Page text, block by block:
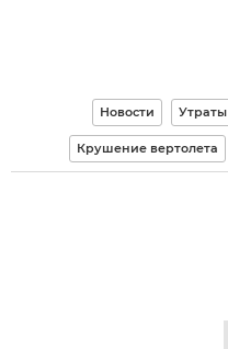
Новости Утраты
Крушение вертолета